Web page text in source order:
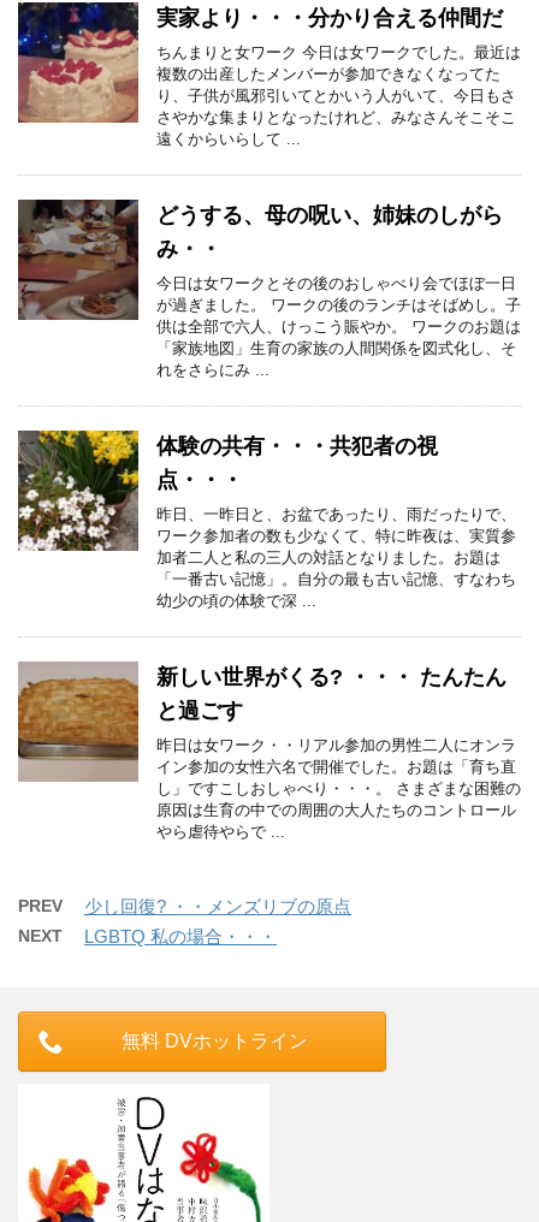
実家より・・・分かり合える仲間だ
ちんまりと女ワーク 今日は女ワークでした。最近は
複数の出産したメンバーが参加できなくなってた
り、子供が風邪引いてとかいう人がいて、今日もさ
さやかな集まりとなったけれど、みなさんそこそこ
遠くからいらして ...
どうする、母の呪い、姉妹のしがら
み・・
今日は女ワークとその後のおしゃべり会でほぼ一日
が過ぎました。 ワークの後のランチはそばめし。子
供は全部で六人、けっこう賑やか。 ワークのお題は
「家族地図」生育の家族の人間関係を図式化し、そ
れをさらにみ ...
体験の共有・・・共犯者の視
点・・・
昨日、一昨日と、お盆であったり、雨だったりで、
ワーク参加者の数も少なくて、特に昨夜は、実質参
加者二人と私の三人の対話となりました。お題は
「一番古い記憶」。自分の最も古い記憶、すなわち
幼少の頃の体験で深 ...
新しい世界がくる? ・・・ たんたん
と過ごす
昨日は女ワーク・・リアル参加の男性二人にオンラ
イン参加の女性六名で開催でした。お題は「育ち直
し」ですこしおしゃべり・・・。 さまざまな困難の
原因は生育の中での周囲の大人たちのコントロール
やら虐待やらで ...
PREV 少し回復? ・・メンズリブの原点
NEXT LGBTQ 私の場合・・・
無料 DVホットライン